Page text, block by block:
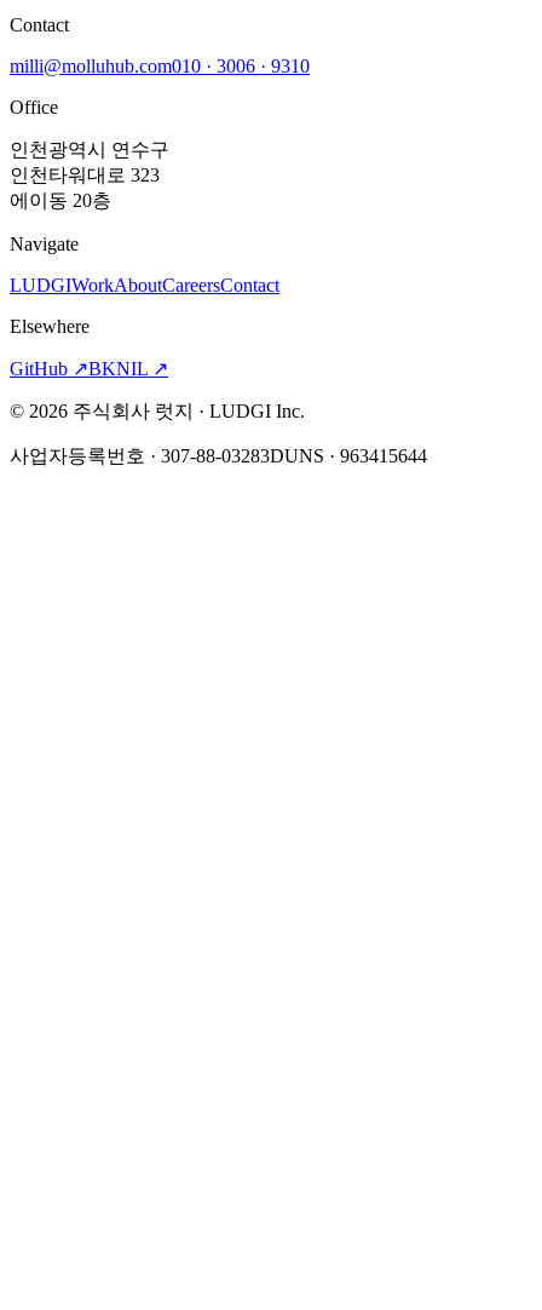
Contact
milli@molluhub.com010 · 3006 · 9310
Office
인천광역시 연수구
인천타워대로 323
에이동 20층
Navigate
LUDGIWorkAboutCareersContact
Elsewhere
GitHub ↗BKNIL ↗
© 2026 주식회사 럿지 · LUDGI Inc.
사업자등록번호 · 307-88-03283DUNS · 963415644